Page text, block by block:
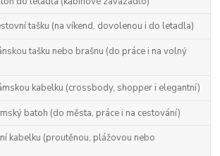
tašku (na víkend, dovolenou i do letadla)
tašku nebo brašnu (do práce i na volný
kabelku (crossbody, shopper i elegantní)
batoh (do města, práce i na cestování)
kabelku (proutěnou, plážovou nebo